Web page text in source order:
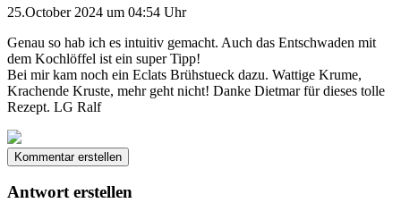
25.October 2024 um 04:54 Uhr
Genau so hab ich es intuitiv gemacht. Auch das Entschwaden mit
dem Kochlöffel ist ein super Tipp!
Bei mir kam noch ein Eclats Brühstueck dazu. Wattige Krume,
Krachende Kruste, mehr geht nicht! Danke Dietmar für dieses tolle
Rezept. LG Ralf
Kommentar erstellen
Antwort erstellen